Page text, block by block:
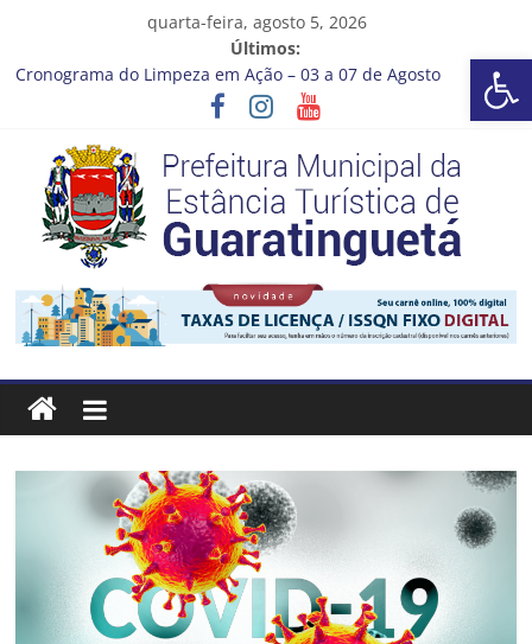
Barra de Ferramentas Aberta
quarta-feira, agosto 5, 2026
Últimos:
Cronograma do Limpeza em Ação – 03 a 07 de Agosto
Prefeitura de Guaratinguetá entrega revitalização da Praça
Vem conferir como nossos alunos estão ainda mais lindos!
CRONOGRAMA DE LAVAGEM E LIMPEZA DOS RESERVATÓRIOS
Guaratinguetá se destaca em competições esportivas da
região
Prefeitura
Estância
Turística
Guaratinguetá
Prefeitura
Turística
Guaratinguetá